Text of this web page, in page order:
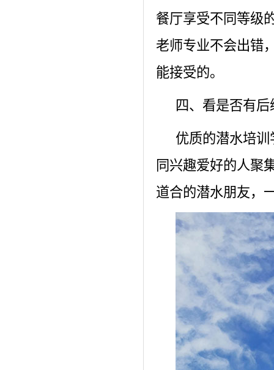
餐厅享受不同等级
老师专业不会出错
能接受的。
四、看是否有
优质的潜水培
同兴趣爱好的人聚
道合的潜水朋友，